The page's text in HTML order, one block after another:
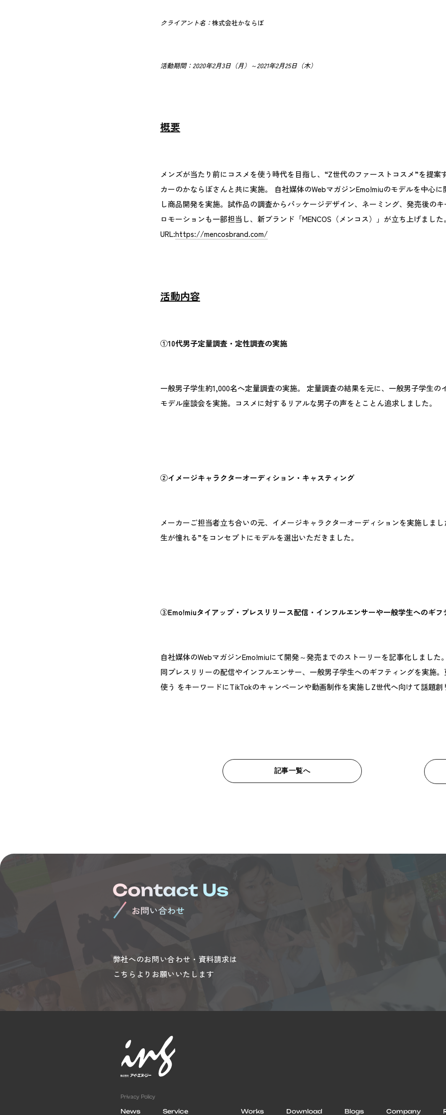
クライアント名：株式会社かならぼ
活動期間：2020年2月3日（月）～2021年2月25日（木）
概要
メンズが当たり前にコスメを使う時代を目指し、“Z世代のファーストコスメ”を提案
カーのかならぼさんと共に実施。 自社媒体のWebマガジンEmo!miuのモデルを中心
し商品開発を実施。試作品の調査からパッケージデザイン、ネーミング、発売後の
ロモーションも一部担当し、新ブランド「MENCOS（メンコス）」が立ち上げました。
URL:https://mencosbrand.com/
活動内容
①10代男子定量調査・定性調査の実施
一般男子学生約1,000名へ定量調査の実施。 定量調査の結果を元に、一般男子学生の
モデル座談会を実施。コスメに対するリアルな男子の声をとことん追求しました。
②イメージキャラクターオーディション・キャスティング
メーカーご担当者立ち合いの元、イメージキャラクターオーディションを実施しま
生が憧れる”をコンセプトにモデルを選出いただきました。
③Emo!miuタイアップ・プレスリリース配信・インフルエンサーや一般学生へのギフ
自社媒体のWebマガジンEmo!miuにて開発～発売までのストーリーを記事化しました
同プレスリリーの配信やインフルエンサー、一般男子学生へのギフティングを実施
使う をキーワードにTikTokのキャンペーンや動画制作を実施しZ世代へ向けて話題創
記事一覧へ
弊社へのお問い合わせ・資料請求は
こちらよりお願いいたします
Privacy Policy
News Service Works Download Blogs Company